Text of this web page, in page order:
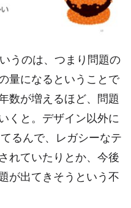
うのは、つまり問題の
量になるということで
数が増えるほど、問題
くと。デザイン以外に
るんで、レガシーなテ
れていたりとか、今後
が出てきそうという不